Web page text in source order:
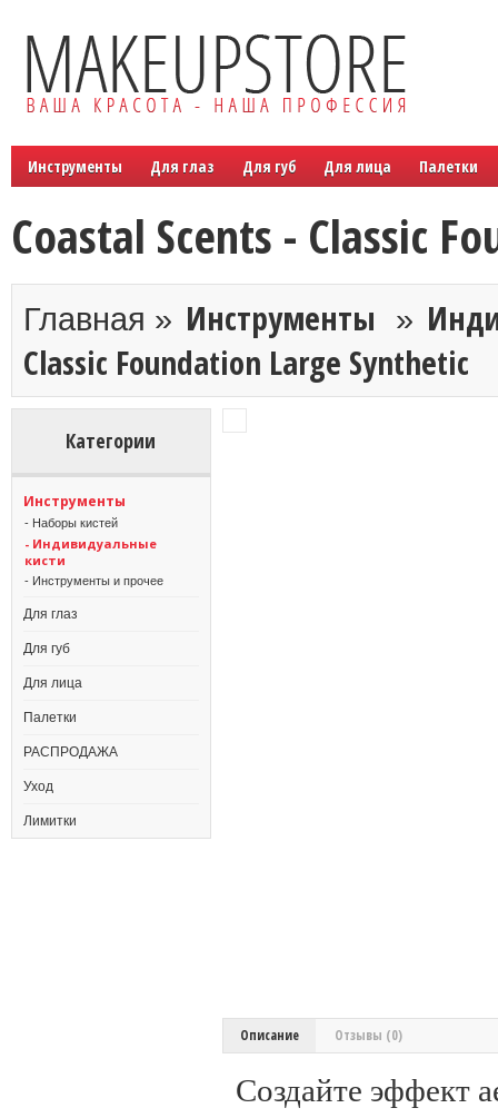
Инструменты Для глаз Для губ Для лица Палетки
Coastal Scents - Classic
Главная » Инструменты »
Classic Foundation Large Synthetic
Категории
Инструменты
- Наборы кистей
- Индивидуальные
кисти
- Инструменты и прочее
Для глаз
Для губ
Для лица
Палетки
РАСПРОДАЖА
Уход
Лимитки
Описание Отзывы (0)
Создайте эффект